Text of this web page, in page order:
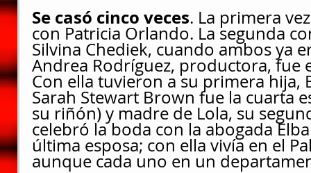
Se casó cinco veces. La primera
con Patricia Orlando. La segunda
Silvina Chediek, cuando ambos ya
Andrea Rodríguez, productora, fue
Con ella tuvieron a su primera hija,
Sarah Stewart Brown fue la cuarta
su riñón) y madre de Lola, su
celebró la boda con la abogada
última esposa; con ella vivía en el
aunque cada uno en un